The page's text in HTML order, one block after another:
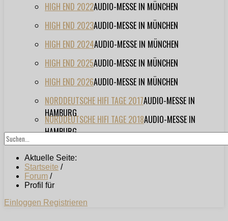
HIGH END 2022AUDIO-MESSE IN MÜNCHEN
HIGH END 2023AUDIO-MESSE IN MÜNCHEN
HIGH END 2024AUDIO-MESSE IN MÜNCHEN
HIGH END 2025AUDIO-MESSE IN MÜNCHEN
HIGH END 2026AUDIO-MESSE IN MÜNCHEN
NORDDEUTSCHE HIFI TAGE 2017AUDIO-MESSE IN
HAMBURG
NORDDEUTSCHE HIFI TAGE 2018AUDIO-MESSE IN
HAMBURG
Aktuelle Seite:
Startseite /
Forum /
Profil für
Einloggen Registrieren